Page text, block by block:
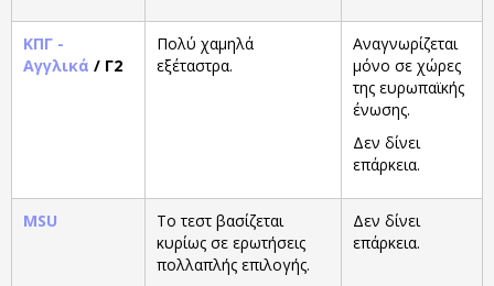
ΚΠΓ -
Αγγλικά / Γ2
Πολύ χαμηλά
εξέταστρα.
Αναγνωρίζεται
μόνο σε χώρες
της ευρωπαϊκής
ένωσης.
Δεν δίνει
επάρκεια.
MSU
Το τεστ βασίζεται
κυρίως σε ερωτήσεις
πολλαπλής επιλογής.
Δεν δίνει
επάρκεια.